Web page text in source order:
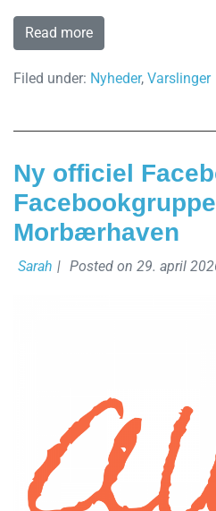
Read more
Filed under: Nyheder, Varslinger
Ny officiel
Morbærhaven
Sarah | Posted on 29. april